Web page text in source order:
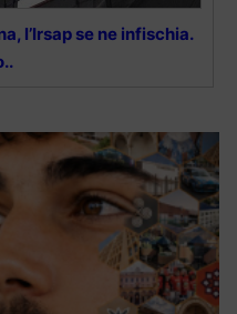
l’Irsap se ne infischia.